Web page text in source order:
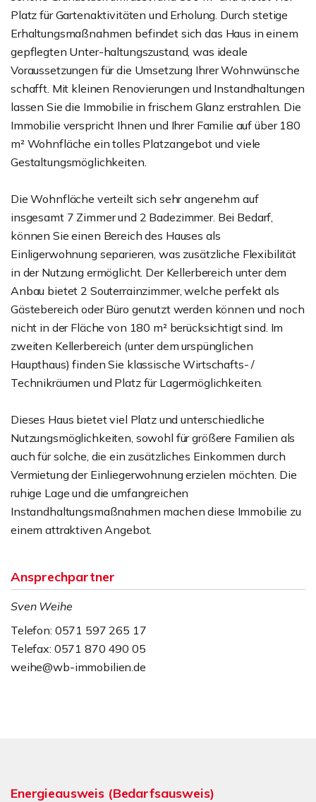
Platz für Gartenaktivitäten und Erholung. Durch stetige
Erhaltungsmaßnahmen befindet sich das Haus in einem
gepflegten Unter-haltungszustand, was ideale
Voraussetzungen für die Umsetzung Ihrer Wohnwünsche
schafft. Mit kleinen Renovierungen und Instandhaltungen
lassen Sie die Immobilie in frischem Glanz erstrahlen. Die
Immobilie verspricht Ihnen und Ihrer Familie auf über 180
m² Wohnfläche ein tolles Platzangebot und viele
Gestaltungsmöglichkeiten.
Die Wohnfläche verteilt sich sehr angenehm auf
insgesamt 7 Zimmer und 2 Badezimmer. Bei Bedarf,
können Sie einen Bereich des Hauses als
Einligerwohnung separieren, was zusätzliche Flexibilität
in der Nutzung ermöglicht. Der Kellerbereich unter dem
Anbau bietet 2 Souterrainzimmer, welche perfekt als
Gästebereich oder Büro genutzt werden können und noch
nicht in der Fläche von 180 m² berücksichtigt sind. Im
zweiten Kellerbereich (unter dem urspünglichen
Haupthaus) finden Sie klassische Wirtschafts- /
Technikräumen und Platz für Lagermöglichkeiten.
Dieses Haus bietet viel Platz und unterschiedliche
Nutzungsmöglichkeiten, sowohl für größere Familien als
auch für solche, die ein zusätzliches Einkommen durch
Vermietung der Einliegerwohnung erzielen möchten. Die
ruhige Lage und die umfangreichen
Instandhaltungsmaßnahmen machen diese Immobilie zu
einem attraktiven Angebot.
Ansprechpartner
Sven Weihe
Telefon: 0571 597 265 17
Telefax: 0571 870 490 05
weihe@wb-immobilien.de
Energieausweis (Bedarfsausweis)